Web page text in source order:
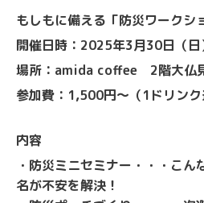
もしもに備える「防災ワークシ
開催日時：2025年3月30日（
場所：amida coffee 2階大仏
参加費：1,500円〜（1ドリンク
内容
・防災ミニセミナー・・・こ
名が不安を解決！